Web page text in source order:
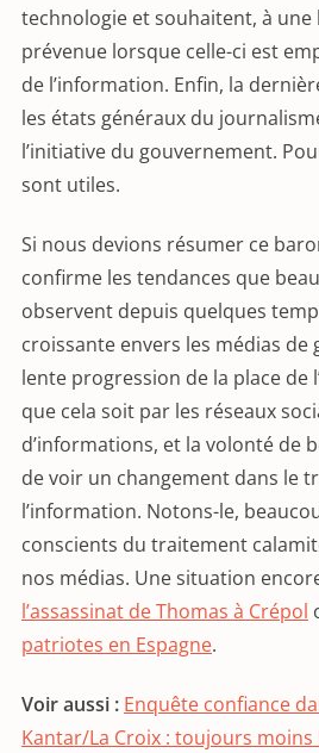
technologie et souhaitent, à
prévenue lorsque celle-ci est
de l’information. Enfin, la
les états généraux du
l’initiative du gouvernement.
sont utiles.
Si nous devions résumer ce
confirme les tendances que
observent depuis quelques
croissante envers les médias de
lente progression de la place de
que cela soit par les réseaux
d’informations, et la volonté de
de voir un changement dans le
l’information. Notons-le,
conscients du traitement
nos médias. Une situation
l’assassinat de Thomas à Crépol
patriotes en Espagne.
Voir aussi : Enquête confiance
Kantar/La Croix : toujours moins